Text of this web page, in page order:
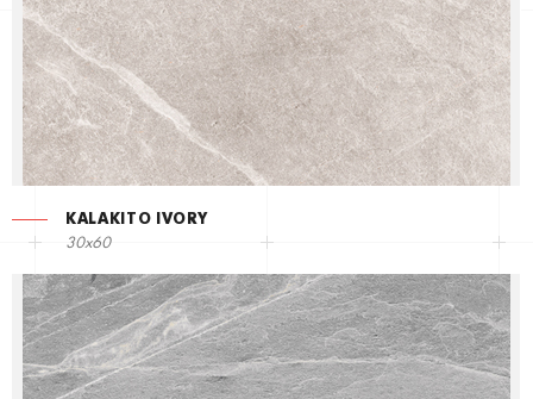
KALAKITO IVORY
30x60